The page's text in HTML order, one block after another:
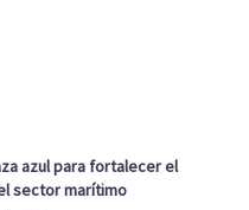
azul para fortalecer el
sector marítimo